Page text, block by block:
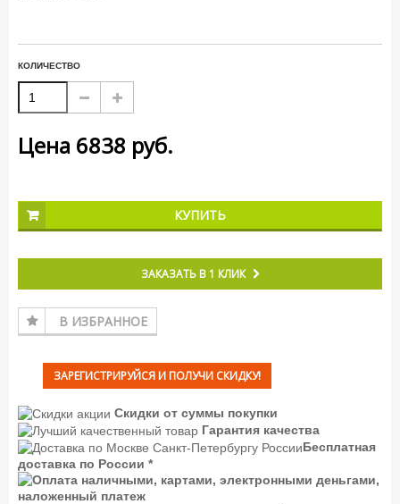
КОЛИЧЕСТВО
Цена 6838 руб.
КУПИТЬ
ЗАКАЗАТЬ В 1 КЛИК
В ИЗБРАННОЕ
ЗАРЕГИСТРИРУЙСЯ И ПОЛУЧИ СКИДКУ!
Скидки от суммы покупки
Гарантия качества
Бесплатная
доставка по России *